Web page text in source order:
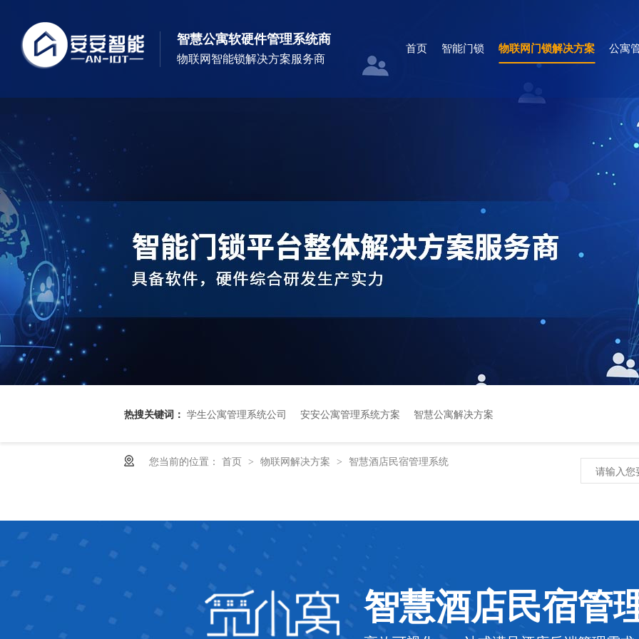
智慧公寓软硬件管理系统商
物联网智能锁解决方案服务商
首页 智能门锁 物联网门锁解决方案 公寓
热搜关键词： 学生公寓管理系统公司 安安公寓管理系统方案 智慧公寓解决方案
您当前的位置： 首页 > 物联网解决方案 > 智慧酒店民宿管理系统
智慧酒店民宿管